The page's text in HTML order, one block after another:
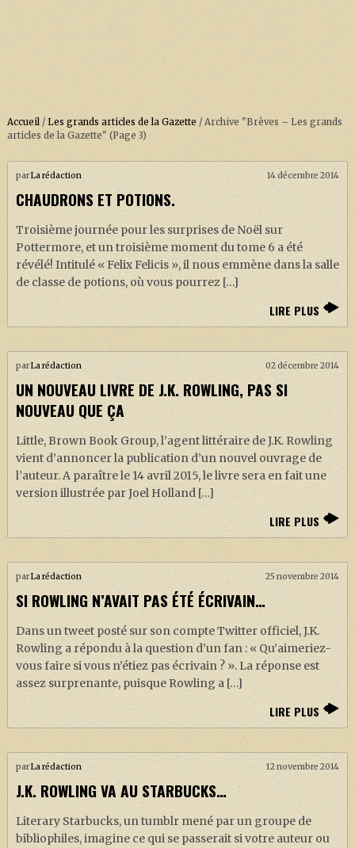
ACCUEIL
À PROPOS
SOUTENEZ-NOUS !
LA SÉRIE HARRY POTTER (REBOOT)
HARRY POTTER : LIVRES
BIOPICS DE HARRY POTTER
J. K. ROWLING
ARTISANAT MOLDU
FANDOM
CULTURE
PODCASTS
LES GRANDS ARTICLES DE LA GAZETTE
DOSSIERS
Accueil/ Les grands articles de la Gazette / Archive "Brèves – Les grands
articles de la Gazette" (Page 3)
parLa rédaction 14 décembre 2014
CHAUDRONS ET POTIONS.
Troisième journée pour les surprises de Noël sur
Pottermore, et un troisième moment du tome 6 a été
révélé! Intitulé « Felix Felicis », il nous emmène dans la salle
de classe de potions, où vous pourrez […]
LIRE PLUS
parLa rédaction 02 décembre 2014
UN NOUVEAU LIVRE DE J.K. ROWLING, PAS SI
NOUVEAU QUE ÇA
Little, Brown Book Group, l’agent littéraire de J.K. Rowling
vient d’annoncer la publication d’un nouvel ouvrage de
l’auteur. A paraître le 14 avril 2015, le livre sera en fait une
version illustrée par Joel Holland […]
LIRE PLUS
parLa rédaction 25 novembre 2014
SI ROWLING N’AVAIT PAS ÉTÉ ÉCRIVAIN…
Dans un tweet posté sur son compte Twitter officiel, J.K.
Rowling a répondu à la question d’un fan : « Qu’aimeriez-
vous faire si vous n’étiez pas écrivain ? ». La réponse est
assez surprenante, puisque Rowling a […]
LIRE PLUS
parLa rédaction 12 novembre 2014
J.K. ROWLING VA AU STARBUCKS…
Literary Starbucks, un tumblr mené par un groupe de
bibliophiles, imagine ce qui se passerait si votre auteur ou